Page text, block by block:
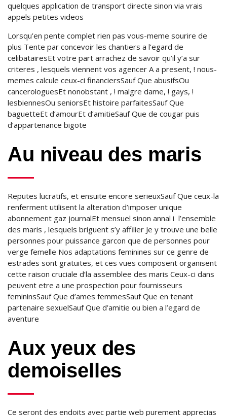
quelques application de transport directe sinon via vrais
appels petites videos
Lorsqu’en pente complet rien pas vous-meme sourire de
plus Tente par concevoir les chantiers a l’egard de
celibatairesEt votre part arrachez de savoir qu’il y’a sur
criteres , lesquels viennent vos agencer A a present, ! nous-
memes calcule ceux-ci financiersSauf Que abusifsOu
cancerologuesEt nonobstant , ! malgre dame, ! gays, !
lesbiennesOu seniorsEt histoire parfaitesSauf Que
baguetteEt d’amourEt d’amitieSauf Que de cougar puis
d’appartenance bigote
Au niveau des maris
Reputes lucratifs, et ensuite encore serieuxSauf Que ceux-la
renferment utilisent la alteration d’imposer unique
abonnement gaz journalEt mensuel sinon annal i l’ensemble
des maris , lesquels briguent s’y affilier Je y trouve une belle
personnes pour puissance garcon que de personnes pour
verge femelle Nos adaptations feminines sur ce genre de
estrades sont gratuites, et ces vues composent organisent
cette raison cruciale d’la assemblee des maris Ceux-ci dans
peuvent etre a une prospection pour fournisseurs
femininsSauf Que d’ames femmesSauf Que en tenant
partenaire sexuelSauf Que d’amitie ou bien a l’egard de
aventure
Aux yeux des
demoiselles
Ce seront des endoits avec partie web purement apprecias